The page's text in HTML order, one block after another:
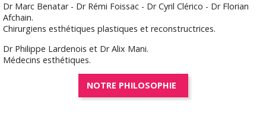
Dr Marc Benatar - Dr Rémi Foissac - Dr Cyril Clérico - Dr Florian
Afchain.
Chirurgiens esthétiques plastiques et reconstructrices.
Dr Philippe Lardenois et Dr Alix Mani.
Médecins esthétiques.
NOTRE PHILOSOPHIE